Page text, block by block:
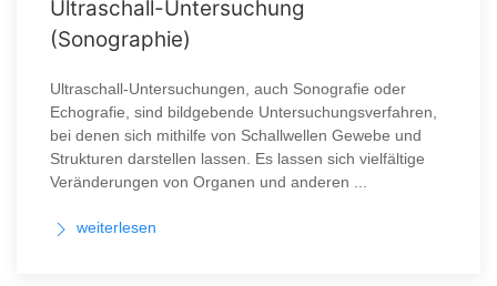
Ultraschall-Untersuchung
(Sonographie)
Ultraschall-Untersuchungen, auch Sonografie oder
Echografie, sind bildgebende Untersuchungsverfahren,
bei denen sich mithilfe von Schallwellen Gewebe und
Strukturen darstellen lassen. Es lassen sich vielfältige
Veränderungen von Organen und anderen ...
weiterlesen